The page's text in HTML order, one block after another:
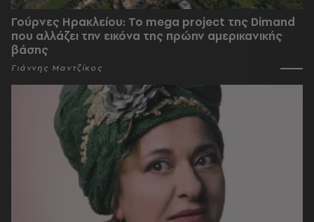
Γούρνες Ηρακλείου: To mega project της Dimand
που αλλάζει την εικόνα της πρώην αμερικανικής
βάσης
Γιάννης Μαντζίκος